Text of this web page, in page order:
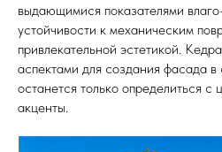
выдающимися показателями
устойчивости к механическим
привлекательной эстетикой.
аспектами для создания фасада
останется только определиться с
акценты.